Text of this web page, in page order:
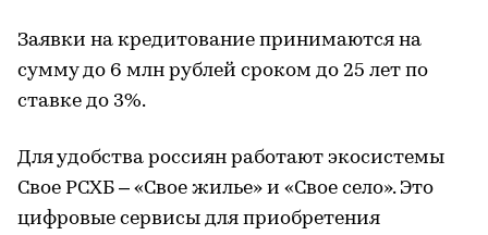
Заявки на кредитование принимаются на
сумму до 6 млн рублей сроком до 25 лет по
ставке до 3%.
Для удобства россиян работают экосистемы
Свое РСХБ – «Свое жилье» и «Свое село». Это
цифровые сервисы для приобретения